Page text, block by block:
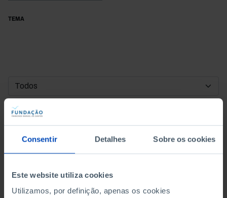
Consentir Detalhes Sobre os cookies
Este website utiliza cookies
Utilizamos, por definição, apenas os cookies
TEMA
DATA DE INÍCIO
DATA DE FIM